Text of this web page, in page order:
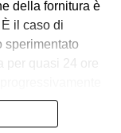
della fornitura è
il caso di
sperimentato
per quasi 24 ore
i criteri